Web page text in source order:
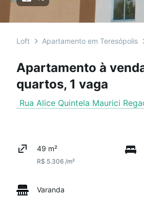
Loft Apartamento em Teresópolis
Apartamento à
quartos, 1 vaga
Rua Alice Quintela Maurici
49 m²
R$ 5.306 /m²
Varanda